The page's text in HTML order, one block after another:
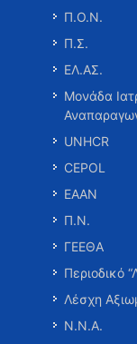
Π.Ο.Ν.
Π.Σ.
ΕΛ.ΑΣ.
Μονάδα
UNHCR
CEPOL
ΕΑΑΝ
Π.Ν.
ΓΕΕΘΑ
Περιοδικό
Λέσχη
Ν.Ν.Α.